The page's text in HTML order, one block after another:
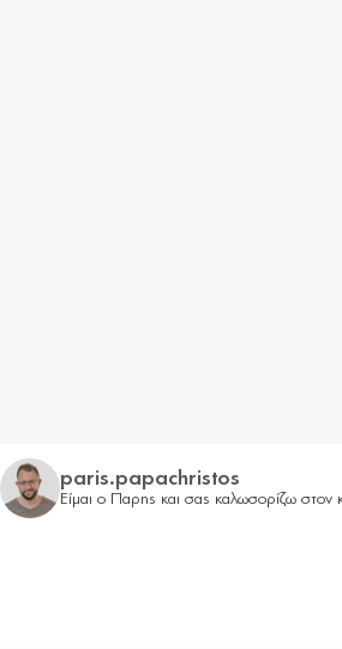
paris.papachristos
Είμαι ο Παρης και σας καλωσορίζω